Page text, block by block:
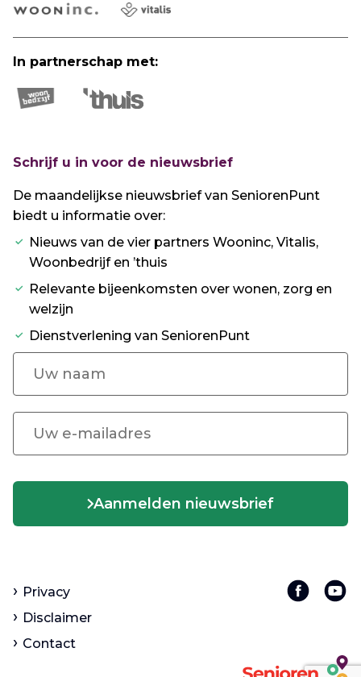
In partnerschap met:
Schrijf u in voor de nieuwsbrief
De maandelijkse nieuwsbrief van SeniorenPunt
biedt u informatie over:
Nieuws van de vier partners Wooninc, Vitalis,
Woonbedrijf en ’thuis
Relevante bijeenkomsten over wonen, zorg en
welzijn
Dienstverlening van SeniorenPunt
Aanmelden nieuwsbrief
Privacy
Disclaimer
Contact